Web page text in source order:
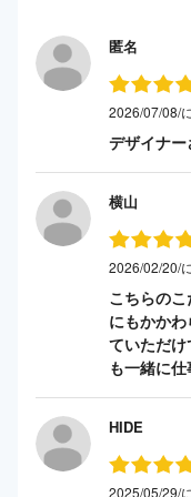
匿名
2026/07/08/
デザイナー
横山
2026/02/20/
こちらの
にもかか
ていただ
も一緒に仕
HIDE
2025/05/29/